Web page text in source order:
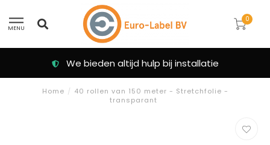
MENU
0
Klanten beoordelen ons
Home / 40 rollen van 150 meter - Stretchfolie -
transparant